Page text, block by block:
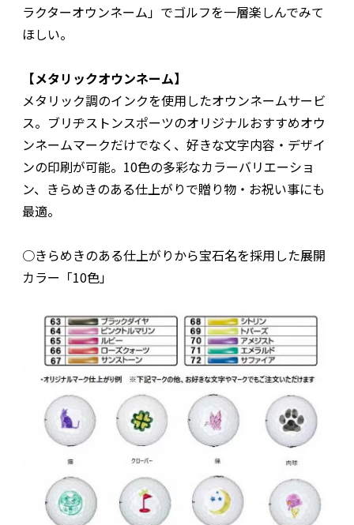
ラクターオウンネーム」でゴルフを一層楽しんでみて
ほしい。
【メタリックオウンネーム】
メタリック調のインクを使用したオウンネームサービ
ス。ブリヂストンスポーツのオリジナルおすすめオウ
ンネームマークだけでなく、好きな文字内容・デザイ
ンの印刷が可能。10色の多彩なカラーバリエーショ
ン、きらめきのある仕上がりで贈り物・お祝い事にも
最適。
○きらめきのある仕上がりから宝石名を採用した展開
カラー「10色」